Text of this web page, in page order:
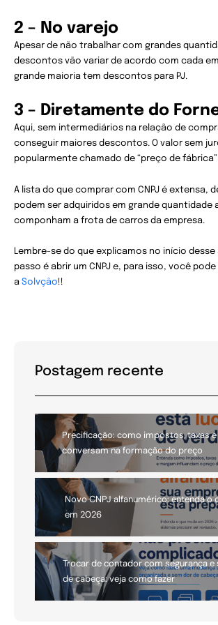
2 – No varejo
Apesar de não trabalhar com grandes
descontos vão variar de acordo com cada
grande maioria tem descontos para PJ.
3 – Diretamente do
Aqui, sem intermediários na relação de
conseguir maiores descontos. O valor sem
popularmente chamado de “preço de
A lista do que comprar com CNPJ é extensa,
podem ser adquiridos em grande quantidade
componham a frota de carros da empresa.
Lembre-se do que explicamos no início desse
passo é abrir um CNPJ e, para isso, você
a Solvção!!
Postagem recente
Precificação: como impostos, taxas
conversam na formação do preço
Novo CNPJ alfanumérico: entenda o
em 2026
Trocar de contador com segurança e
de cabeça: veja como fazer